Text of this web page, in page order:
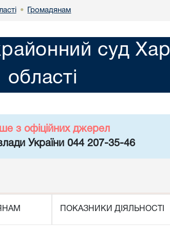
• Громадянам
суд
області
з офіційних джерел
України 044 207-35-46
ПОКАЗНИКИ ДІЯЛЬНОСТІ